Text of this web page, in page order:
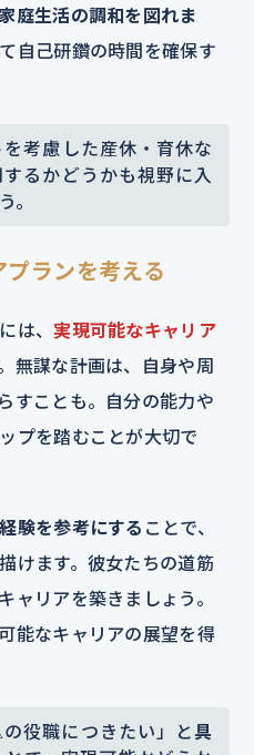
庭生活の調和を図れま
自己研鑽の時間を確保す
考慮した産休・育休な
るかどうかも視野に入
。
ランを考える
は、 実現可能なキャリア
無謀な計画は、自身や周
すことも。自分の能力や
プを踏むことが大切で
験を参考にする ことで、
けます。彼女たちの道筋
ャリアを築きましょう。
能なキャリアの展望を得
役職につきたい」と具